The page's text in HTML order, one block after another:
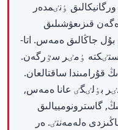
ٶنٸمدەر
قىزىعۋشىلىق
جاڭالىق ەمەس. اتا-
ٶمٸر سٷرگەن.
قۇرامىندا ساقتالعان.
بٶلٸگٸ عانا ەمەس,
گاسترونومييالىق
ەلەمەنتٸ. ەر